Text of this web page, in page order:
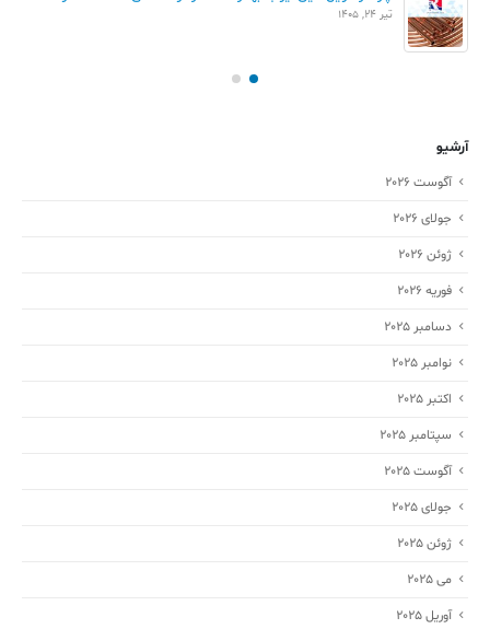
تیر 24, 1405
آرشیو
آگوست 2026
جولای 2026
ژوئن 2026
فوریه 2026
دسامبر 2025
نوامبر 2025
اکتبر 2025
سپتامبر 2025
آگوست 2025
جولای 2025
ژوئن 2025
می 2025
آوریل 2025